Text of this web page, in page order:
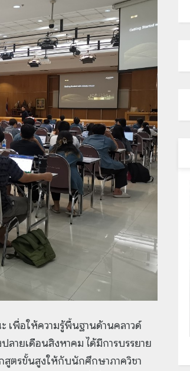
เพื่อให้ความรู้พื้นฐานด้านคลาวด์
ายเดือนสิงหาคม ได้มีการบรรยาย
สูตรขั้นสูงให้กับนักศึกษาภาควิชา